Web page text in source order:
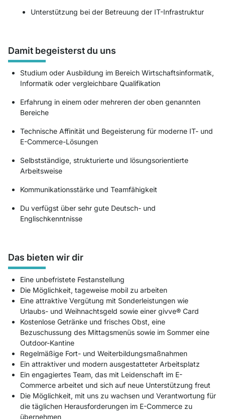
Unterstützung bei der Betreuung der IT-Infrastruktur
Damit begeisterst du uns
Studium oder Ausbildung im Bereich Wirtschaftsinformatik,
Informatik oder vergleichbare Qualifikation
Erfahrung in einem oder mehreren der oben genannten
Bereiche
Technische Affinität und Begeisterung für moderne IT- und
E-Commerce-Lösungen
Selbstständige, strukturierte und lösungsorientierte
Arbeitsweise
Kommunikationsstärke und Teamfähigkeit
Du verfügst über sehr gute Deutsch- und
Englischkenntnisse
Das bieten wir dir
Eine unbefristete Festanstellung
Die Möglichkeit, tageweise mobil zu arbeiten
Eine attraktive Vergütung mit Sonderleistungen wie
Urlaubs- und Weihnachtsgeld sowie einer givve® Card
Kostenlose Getränke und frisches Obst, eine
Bezuschussung des Mittagsmenüs sowie im Sommer eine
Outdoor-Kantine
Regelmäßige Fort- und Weiterbildungsmaßnahmen
Ein attraktiver und modern ausgestatteter Arbeitsplatz
Ein engagiertes Team, das mit Leidenschaft im E-
Commerce arbeitet und sich auf neue Unterstützung freut
Die Möglichkeit, mit uns zu wachsen und Verantwortung für
die täglichen Herausforderungen im E-Commerce zu
übernehmen